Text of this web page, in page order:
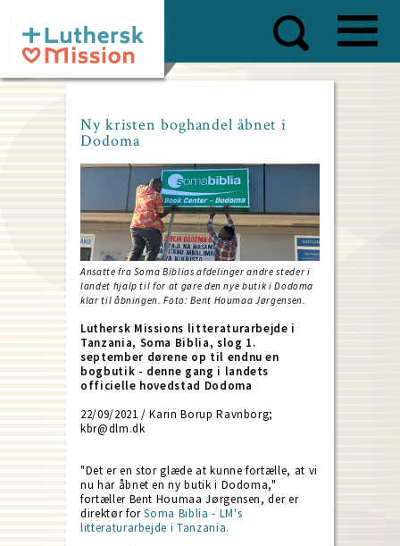
main
content
Ny kristen boghandel åbnet i
Dodoma
Ansatte fra Soma Biblias afdelinger andre steder i
landet hjalp til for at gøre den nye butik i Dodoma
klar til åbningen. Foto: Bent Houmaa Jørgensen.
Luthersk Missions litteraturarbejde i
Tanzania, Soma Biblia, slog 1.
september dørene op til endnu en
bogbutik - denne gang i landets
officielle hovedstad Dodoma
22/09/2021 / Karin Borup Ravnborg;
kbr@dlm.dk
"Det er en stor glæde at kunne fortælle, at vi
nu har åbnet en ny butik i Dodoma,"
fortæller Bent Houmaa Jørgensen, der er
direktør forSoma Biblia - LM's
litteraturarbejde i Tanzania.